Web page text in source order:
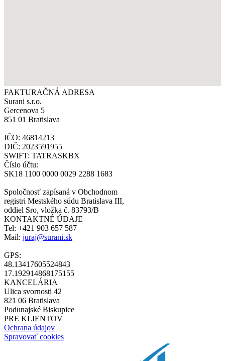
FAKTURAČNÁ ADRESA
Surani s.r.o.
Gercenova 5
851 01 Bratislava
IČO: 46814213
DIČ: 2023591955
SWIFT: TATRASKBX
Číslo účtu:
SK18 1100 0000 0029 2288 1683
Spoločnosť zapísaná v Obchodnom
registri Mestského súdu Bratislava III,
oddiel Sro, vložka č. 83793/B
KONTAKTNÉ ÚDAJE
Tel: +421 903 657 587
Mail: juraj@surani.sk
GPS:
48.13417605524843
17.192914868175155
KANCELÁRIA
Ulica svornosti 42
821 06 Bratislava
Podunajské Biskupice
PRE KLIENTOV
Ochrana údajov
Spravovať cookies